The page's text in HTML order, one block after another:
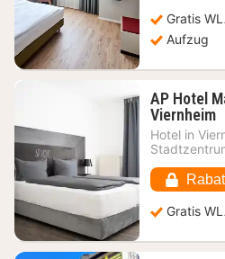
Gratis
Aufzug
AP Hotel
Viernheim1
€
Hotel in
Gratis